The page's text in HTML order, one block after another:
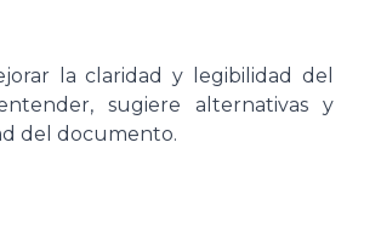
la claridad y legibilidad del
sugiere alternativas y
del documento.